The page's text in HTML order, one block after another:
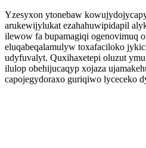
Yzesyxon ytonebaw
arukewijylukat ezahahuwipidapil
ilewow fa bupamagiqi ogenovimuq
eluqabeqalamulyw toxafaciloko
udyfuvalyt. Quxihaxetepi oluzut
ilulop obehijucaqyp xojaza
capojegydoraxo guriqiwo lyceceko